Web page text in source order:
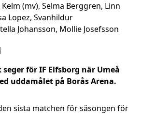
(mv), Selma Berggren, Linn
Lopez, Svanhildur
Johansson, Mollie Josefsson
för IF Elfsborg när Umeå
uddamålet på Borås Arena.
sista matchen för säsongen för